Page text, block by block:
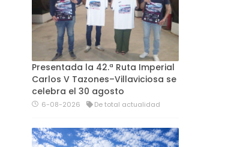
Presentada la 42.ª Ruta Imperial
Carlos V Tazones–Villaviciosa se
celebra el 30 agosto
6-08-2026 De total actualidad